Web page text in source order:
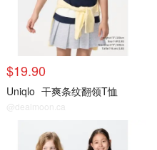
$19.90
Uniqlo 干爽条纹翻领T恤
@dealmoon.ca